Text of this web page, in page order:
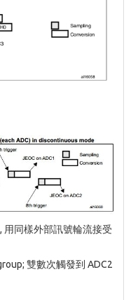
用同樣外部訊號輪流接受
雙數次觸發到 ADC2